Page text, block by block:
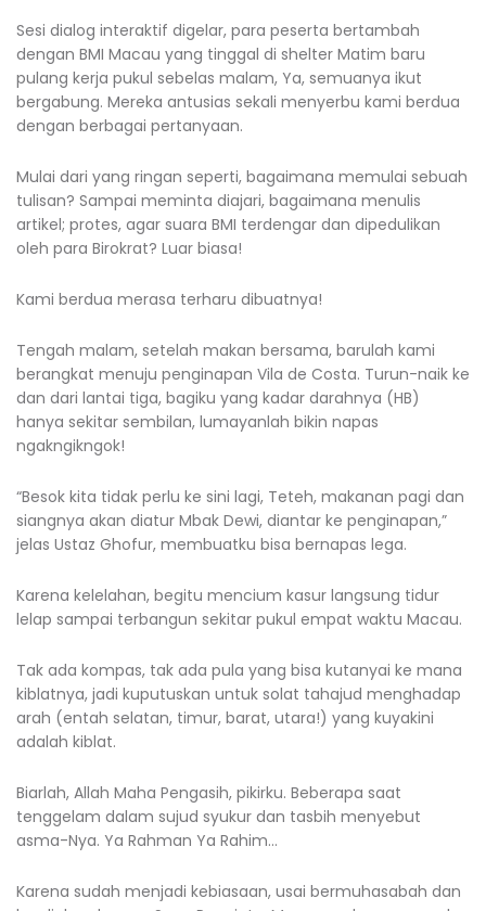
Sesi dialog interaktif digelar, para peserta bertambah
dengan BMI Macau yang tinggal di shelter Matim baru
pulang kerja pukul sebelas malam, Ya, semuanya ikut
bergabung. Mereka antusias sekali menyerbu kami berdua
dengan berbagai pertanyaan.
Mulai dari yang ringan seperti, bagaimana memulai sebuah
tulisan? Sampai meminta diajari, bagaimana menulis
artikel; protes, agar suara BMI terdengar dan dipedulikan
oleh para Birokrat? Luar biasa!
Kami berdua merasa terharu dibuatnya!
Tengah malam, setelah makan bersama, barulah kami
berangkat menuju penginapan Vila de Costa. Turun-naik ke
dan dari lantai tiga, bagiku yang kadar darahnya (HB)
hanya sekitar sembilan, lumayanlah bikin napas
ngakngikngok!
“Besok kita tidak perlu ke sini lagi, Teteh, makanan pagi dan
siangnya akan diatur Mbak Dewi, diantar ke penginapan,”
jelas Ustaz Ghofur, membuatku bisa bernapas lega.
Karena kelelahan, begitu mencium kasur langsung tidur
lelap sampai terbangun sekitar pukul empat waktu Macau.
Tak ada kompas, tak ada pula yang bisa kutanyai ke mana
kiblatnya, jadi kuputuskan untuk solat tahajud menghadap
arah (entah selatan, timur, barat, utara!) yang kuyakini
adalah kiblat.
Biarlah, Allah Maha Pengasih, pikirku. Beberapa saat
tenggelam dalam sujud syukur dan tasbih menyebut
asma-Nya. Ya Rahman Ya Rahim…
Karena sudah menjadi kebiasaan, usai bermuhasabah dan